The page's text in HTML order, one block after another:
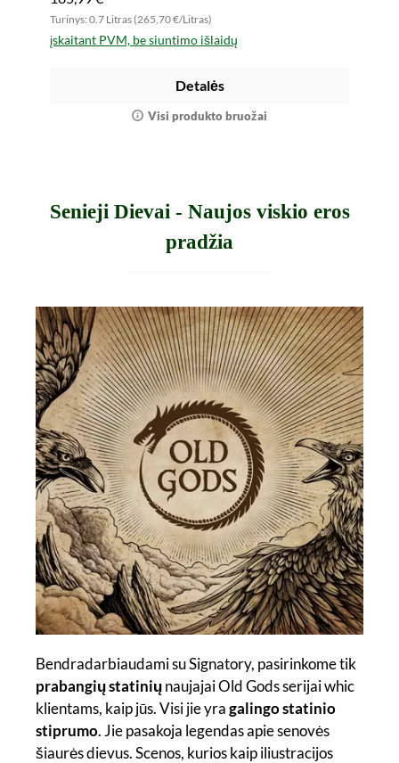
Turinys: 0.7 Litras (265,70 €/Litras)
įskaitant PVM, be siuntimo išlaidų
Detalės
Visi produkto bruožai
Senieji Dievai - Naujos viskio eros
pradžia
Bendradarbiaudami su Signatory, pasirinkome tik
prabangių statiniųnaujajai Old Gods serijai whic
klientams, kaip jūs. Visi jie yragalingo statinio
stiprumo. Jie pasakoja legendas apie senovės
šiaurės dievus. Scenos, kurios kaip iliustracijos